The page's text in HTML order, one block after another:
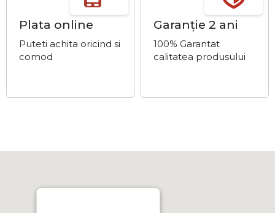
Plata online
Puteti achita oricind si
comod
Garanție 2 ani
100% Garantat
calitatea produsului